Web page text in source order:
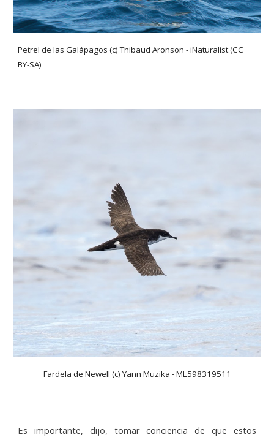
Petrel de las Galápagos (c) Thibaud Aronson - iNaturalist (CC
BY-SA)
Fardela de Newell (c) Yann Muzika - ML598319511
Es importante, dijo, tomar conciencia de que estos